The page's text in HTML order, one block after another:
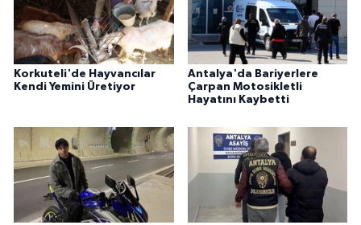
Korkuteli'de Hayvancılar
Kendi Yemini Üretiyor
Antalya'da Bariyerlere
Çarpan Motosikletli
Hayatını Kaybetti